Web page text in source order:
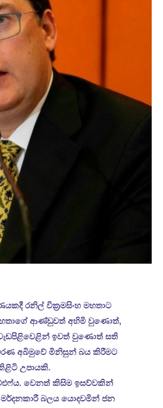
රනිල් වික්‍රමසිංහ මහතාට
ආණ්ඩුවත් අහිමි වුණොත්,
ඉවත් වුණොත් සති
අබිමුවේ මිනිසුන් බය කිරීමට
උපායකි.
වෙනත් කිසිම ඉසව්වකින්
බලය යොදවමින් ජන